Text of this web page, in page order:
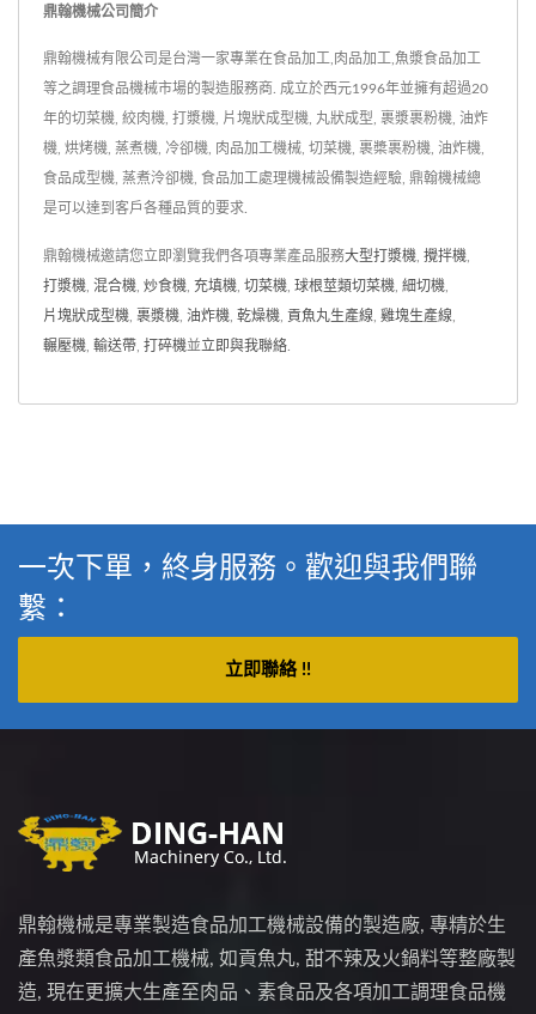
鼎翰機械公司簡介
鼎翰機械有限公司是台灣一家專業在食品加工,肉品加工,魚漿食品加工
等之調理食品機械市場的製造服務商. 成立於西元1996年並擁有超過20
年的切菜機, 絞肉機, 打漿機, 片塊狀成型機, 丸狀成型, 裹漿裹粉機, 油炸
機, 烘烤機, 蒸煮機, 冷卻機, 肉品加工機械, 切菜機, 裹槳裹粉機, 油炸機,
食品成型機, 蒸煮泠卻機, 食品加工處理機械設備製造經驗, 鼎翰機械總
是可以達到客戶各種品質的要求.
鼎翰機械邀請您立即瀏覽我們各項專業產品服務大型打漿機 攪拌機
打漿機 混合機 炒食機 充填機 切菜機 球根莖類切菜機 細切機
片塊狀成型機 裹漿機 油炸機 乾燥機 貢魚丸生產線 雞塊生產線
輾壓機 輸送帶 打碎機並立即與我聯絡
一次下單，終身服務。歡迎與我們聯
繫：
立即聯絡 !!
鼎翰機械是專業製造食品加工機械設備的製造廠, 專精於生
產魚漿類食品加工機械, 如貢魚丸, 甜不辣及火鍋料等整廠製
造, 現在更擴大生產至肉品、素食品及各項加工調理食品機